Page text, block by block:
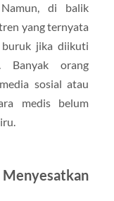
di balik
yang ternyata
buruk jika diikuti
Banyak orang
sosial atau
medis belum